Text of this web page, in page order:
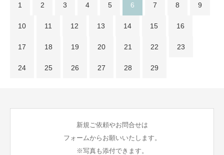
1 2 3 4 5 6 7 8 9
10 11 12 13 14 15 16
17 18 19 20 21 22 23
24 25 26 27 28 29
新規ご依頼やお問合せは
フォームからお願いいたします。
※写真も添付できます。